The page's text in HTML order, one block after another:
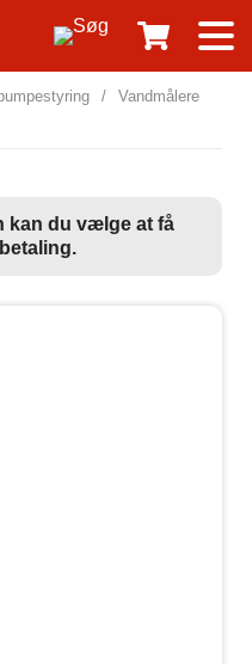
/
Vandmålere
kan du vælge at få